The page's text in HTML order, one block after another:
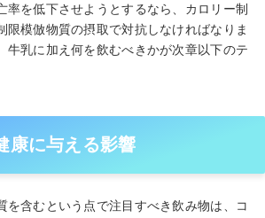
率を低下させようとするなら、カロリー制
限模倣物質の摂取で対抗しなければなりま
牛乳に加え何を飲むべきかが次章以下のテ
康に与える影響
を含むという点で注目すべき飲み物は、コ